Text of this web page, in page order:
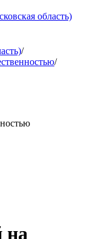
область)
/
/
на